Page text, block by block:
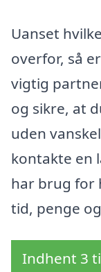
Uanset
overfor, så
vigtig
og sikre, at
uden
kontakte en
har brug for
tid, penge
Indhent 3